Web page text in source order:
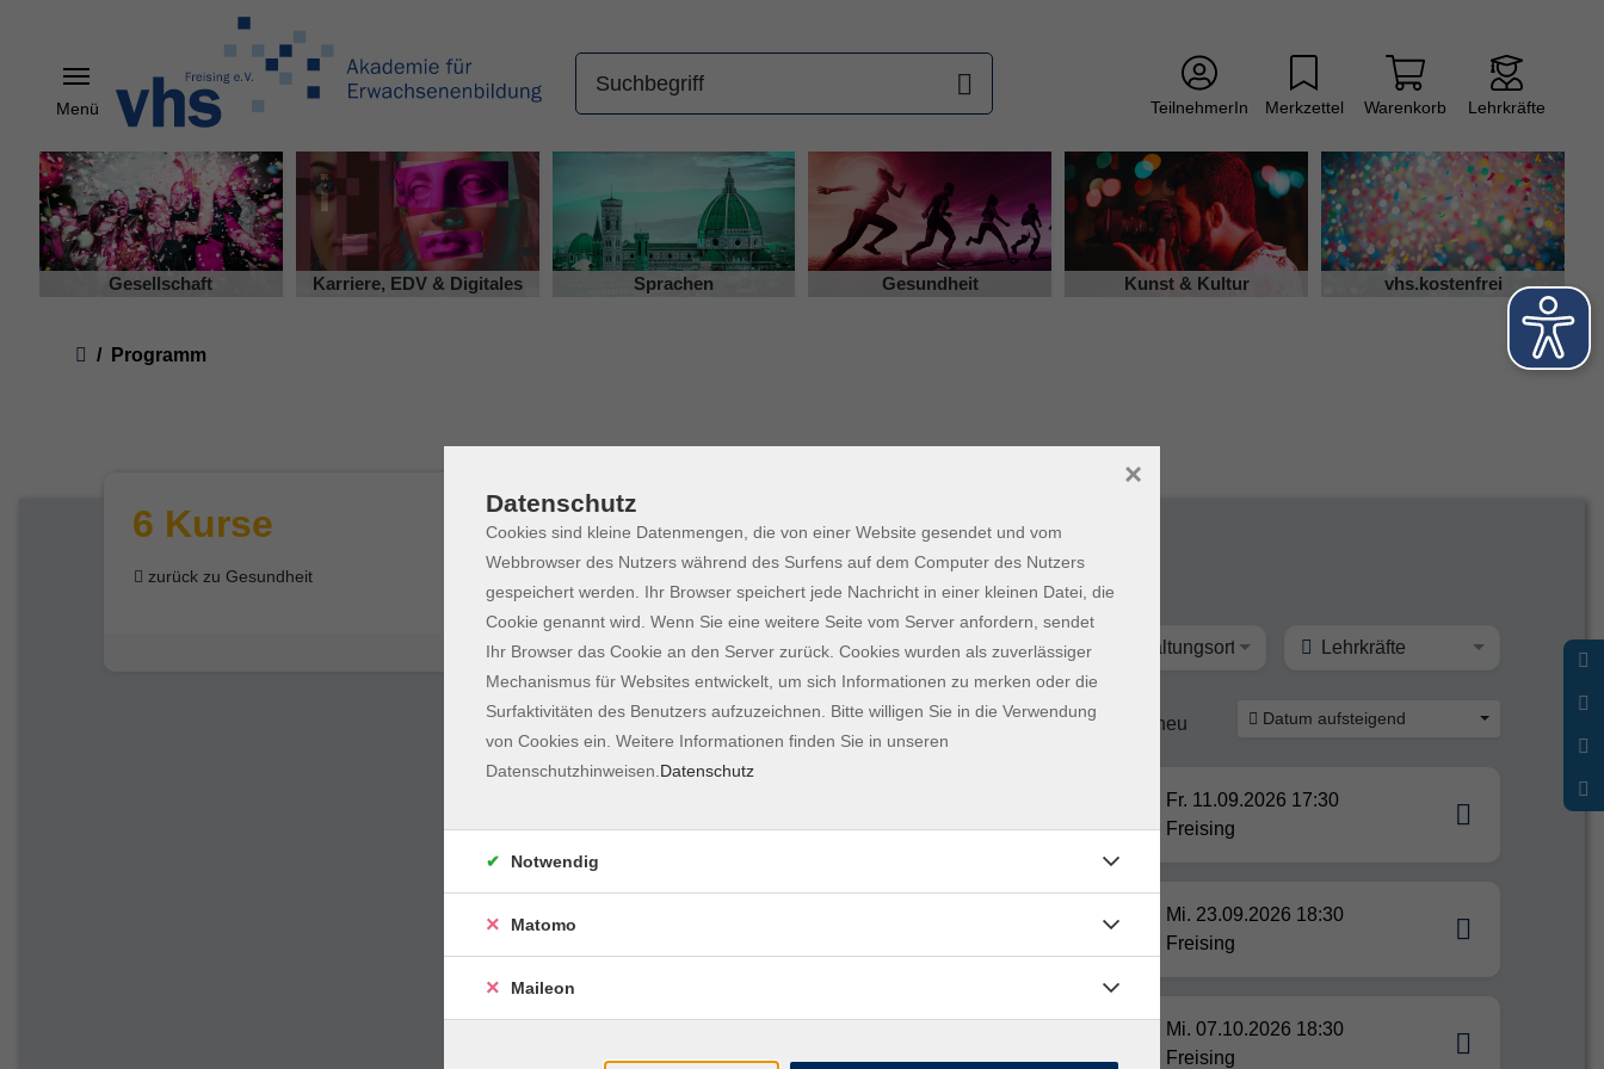
Menü TeilnehmerIn Merkzettel Warenkorb Lehrkräfte
Gesellschaft Karriere, EDV & Digitales Sprachen Gesundheit Kunst & Kultur vhs.kostenfrei
Programm
6 Kurse
zurück zu Gesundheit Ernährung
Wochentage Tageszeit Veranstaltungsort Lehrkräfte
nur buchbare nur beginnende nur online neu Datum aufsteigend
Fr. 11.09.2026 17:30
Freising
Mi. 23.09.2026 18:30
Freising
Mi. 07.10.2026 18:30
Freising
Datenschutz
Cookies sind kleine Datenmengen, die von einer Website gesendet und vom
Webbrowser des Nutzers während des Surfens auf dem Computer des Nutzers
gespeichert werden. Ihr Browser speichert jede Nachricht in einer kleinen Datei, die
Cookie genannt wird. Wenn Sie eine weitere Seite vom Server anfordern, sendet
Ihr Browser das Cookie an den Server zurück. Cookies wurden als zuverlässiger
Mechanismus für Websites entwickelt, um sich Informationen zu merken oder die
Surfaktivitäten des Benutzers aufzuzeichnen. Bitte willigen Sie in die Verwendung
von Cookies ein. Weitere Informationen finden Sie in unseren
Datenschutzhinweisen. Datenschutz
×
Notwendig
Matomo
Maileon